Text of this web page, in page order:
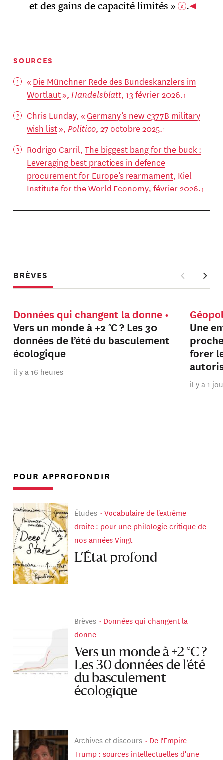
et des gains de capacité limités » 3 .
SOURCES
« Die Münchner Rede des Bundeskanzlers im
Wortlaut», Handelsblatt, 13 février 2026.
Chris Lunday, «Germany’s new €377B military
wish list», Politico, 27 octobre 2025.
Rodrigo Carril, The biggest bang for the buck :
Leveraging best practices in defence
procurement for Europe’s rearmament, Kiel
Institute for the World Economy, février 2026.
BRÈVES
Données qui changent la donne
Vers un monde à +2 °C ? Les 30
données de l’été du basculement
écologique
il y a 16 heures
Une
forer
il y a 1
POUR APPROFONDIR
Études
Vocabulaire de l'extrême
droite : pour une philologie critique de
nos années Vingt
L’État profond
Brèves
Données qui changent la
donne
Vers un monde à +2 °C ?
Les 30 données de l’été
du basculement
écologique
Archives et discours
De l'Empire
Trump : sources intellectuelles d'une